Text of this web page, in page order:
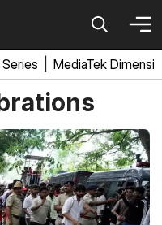
MediaTek